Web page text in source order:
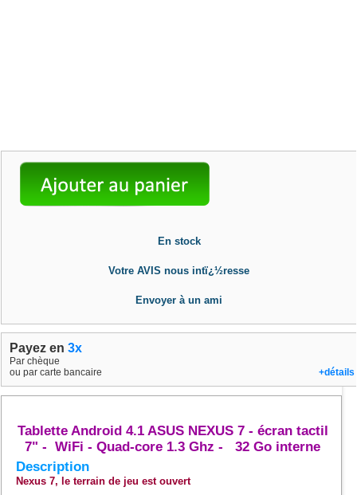
En stock
Votre AVIS nous intï¿½resse
Envoyer à un ami
Payez en 3x
Par chèque
ou par carte bancaire
+détails
Tablette Android 4.1 ASUS NEXUS 7 - écran tactil
7" - WiFi - Quad-core 1.3 Ghz - 32 Go interne
Description
Nexus 7, le terrain de jeu est ouvert